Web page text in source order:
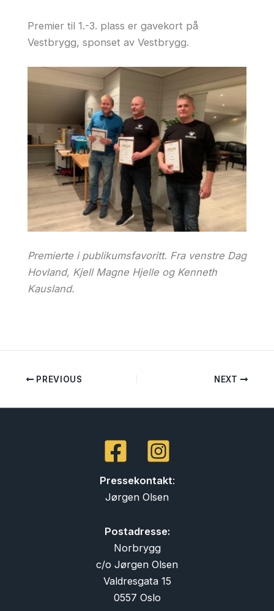
Premier til 1.-3. plass er gavekort på
Vestbrygg, sponset av Vestbrygg.
Premierte i publikumsfavoritt. Fra venstre Dag
Hovland, Kjell Magne Hjelle og Kenneth
Kausland.
PREVIOUS NEXT
Pressekontakt:
Jørgen Olsen
Postadresse:
Norbrygg
c/o Jørgen Olsen
Valdresgata 15
0557 Oslo